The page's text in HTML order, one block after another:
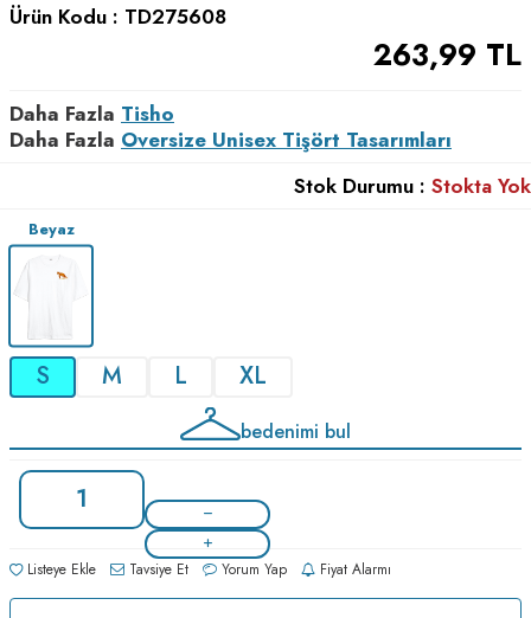
Ürün Kodu : TD275608
263,99 TL
Daha Fazla Tisho
Daha Fazla Oversize Unisex Tişört Tasarımları
Stok Durumu : Stokta Yok
Beyaz
S M L XL
bedenimi bul
Listeye Ekle Tavsiye Et Yorum Yap Fiyat Alarmı